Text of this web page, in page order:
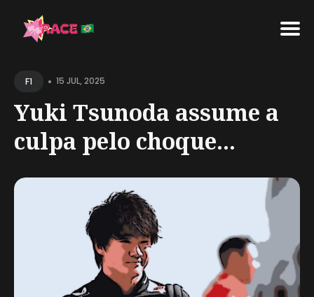
for
F1 • 15 JUL, 2025
Yuki Tsunoda assume a
culpa pelo choque...